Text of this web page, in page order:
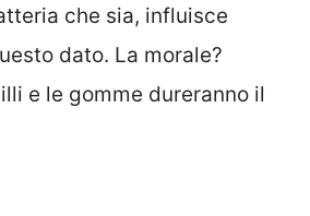
che sia, influisce
dato. La morale?
e le gomme dureranno il